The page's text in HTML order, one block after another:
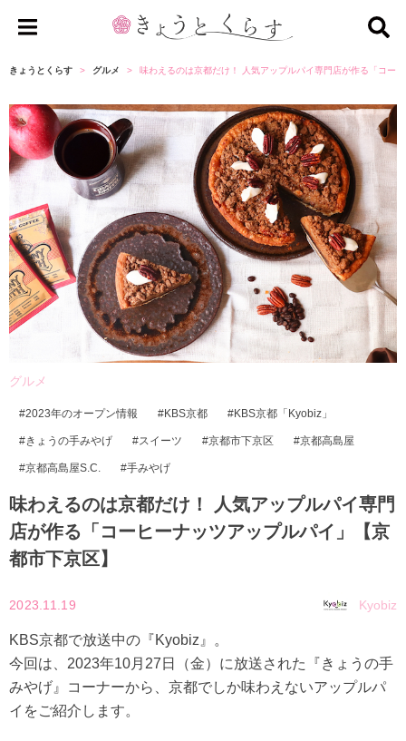
ょ
と
く
ら
す
きょうとくらす グルメ 味わえるのは京都だけ！ 人気アップルパイ専門店が作る「コー
グルメ
2023年のオープン情報 KBS京都 KBS京都「Kyobiz」
きょうの手みやげ スイーツ 京都市下京区 京都高島屋
京都高島屋S.C. 手みやげ
味わえるのは京都だけ！ 人気アップルパイ専門
店が作る「コーヒーナッツアップルパイ」【京
都市下京区】
2023.11.19 Kyobiz
KBS京都で放送中の『Kyobiz』。
今回は、2023年10月27日（金）に放送された『きょうの手
みやげ』コーナーから、京都でしか味わえないアップルパ
イをご紹介します。